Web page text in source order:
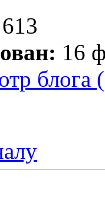
613
16
блога